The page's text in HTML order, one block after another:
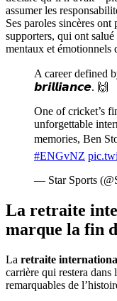
assumer les
Ses paroles sincères
supporters, qui ont
mentaux et émotionnels
A career
𝙗𝙧𝙞𝙡𝙡𝙞𝙖𝙣𝙘𝙚. 🙌
One of cricket’s
unforgettable
memories, Ben
#ENGvNZ
— Star Sports
La retraite
marque la fin
La retraite
carrière qui restera dans
remarquables de